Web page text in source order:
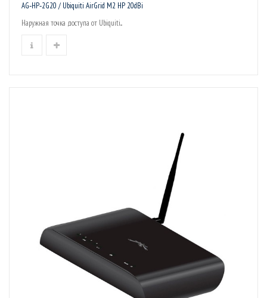
AG‑HP‑2G20 / Ubiquiti AirGrid M2 HP 20dBi
Наружная точка доступа от Ubiquiti...